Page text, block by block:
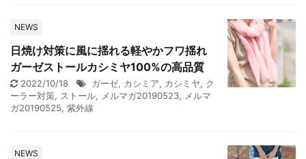
NEWS
日焼け対策に風に揺れる軽やかフワ揺れ
ガーゼストールカシミヤ100%の高品質
2022/10/18 ガーゼ, カシミア, カシミヤ, ク
ーラー対策, ストール, メルマガ20190523, メルマ
ガ20190525, 紫外線
NEWS